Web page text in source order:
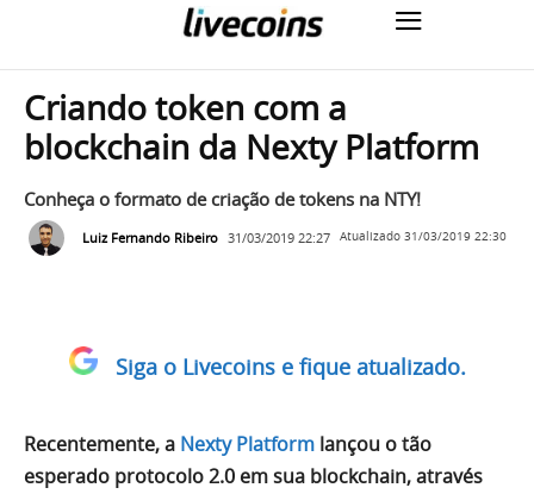
Criando token com a
blockchain da Nexty Platform
Conheça o formato de criação de tokens na NTY!
Luiz Fernando Ribeiro 31/03/2019 22:27 Atualizado 31/03/2019 22:30
Siga o Livecoins e fique atualizado.
Recentemente, a Nexty Platform lançou o tão
esperado protocolo 2.0 em sua blockchain, através